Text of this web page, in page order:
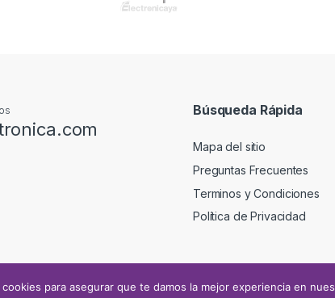
Búsqueda Rápida
Mapa del sitio
Preguntas Frecuentes
Terminos y Condiciones
Política de Privacidad
reservados
cookies para asegurar que te damos la mejor experiencia en